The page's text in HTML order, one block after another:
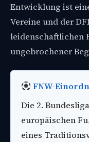
Entwicklung ist
Vereine und der
leidenschaftlichen
ungebrochener
FNW-
Die 2.
europäischen
eines